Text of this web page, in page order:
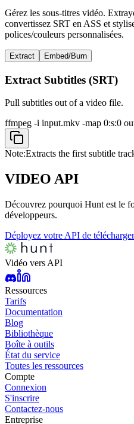
Gérez les sous-titres vidéo.
convertissez SRT en ASS et
polices/couleurs personnalisées.
Extract Embed/Burn
Extract Subtitles (SRT)
Pull subtitles out of a video file.
ffmpeg -i input.mkv -map 0:s:0
Note:Extracts the first subtitle
VIDEO API
Découvrez pourquoi Hunt est le
développeurs.
Déployez votre API de
Vidéo vers API
Ressources
Tarifs
Documentation
Blog
Bibliothèque
Boîte à outils
État du service
Toutes les ressources
Compte
Connexion
S'inscrire
Contactez-nous
Entreprise